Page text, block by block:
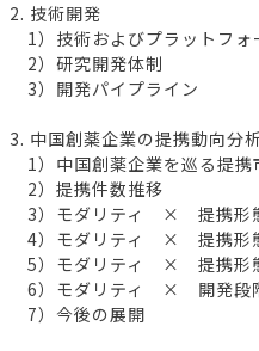
2. 技術開発
1）技術およびプラットフォ
2）研究開発体制
3）開発パイプライン
3. 中国創薬企業の提携動向分
1）中国創薬企業を巡る提携
2）提携件数推移
3）モダリティ × 提携形
4）モダリティ × 提携
5）モダリティ × 提携
6）モダリティ × 開発
7）今後の展開